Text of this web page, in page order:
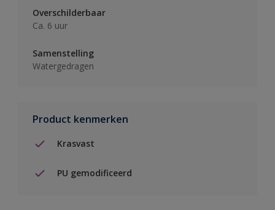
Overschilderbaar
Ca. 6 uur
Samenstelling
Watergedragen
Product kenmerken
Krasvast
PU gemodificeerd